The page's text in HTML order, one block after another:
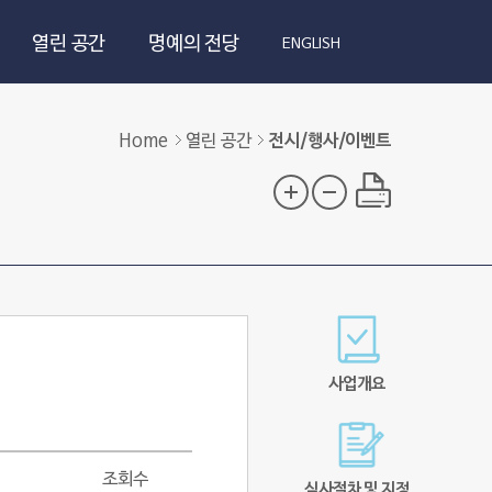
열린 공간 명예의 전당 ENGLISH
Home 열린 공간 전시/행사/이벤트
조회수
사업개요